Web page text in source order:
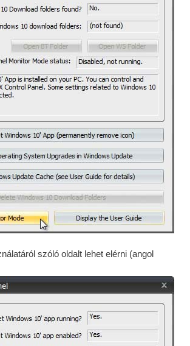
szóló oldalt lehet elérni (angol